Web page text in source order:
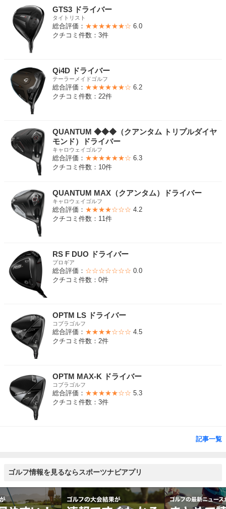
GTS3 ドライバー
タイトリスト
総合評価： ★★★★★★☆ 6.0
クチコミ件数：3件
Qi4D ドライバー
テーラーメイドゴルフ
総合評価： ★★★★★★☆ 6.2
クチコミ件数：22件
QUANTUM ◆◆◆（クアンタム トリプルダイヤ
モンド）ドライバー
キャロウェイゴルフ
総合評価： ★★★★★★☆ 6.3
クチコミ件数：10件
QUANTUM MAX（クアンタム）ドライバー
キャロウェイゴルフ
総合評価： ★★★★☆☆☆ 4.2
クチコミ件数：11件
RS F DUO ドライバー
プロギア
総合評価： ☆☆☆☆☆☆☆ 0.0
クチコミ件数：0件
OPTM LS ドライバー
コブラゴルフ
総合評価： ★★★★☆☆☆ 4.5
クチコミ件数：2件
OPTM MAX-K ドライバー
コブラゴルフ
総合評価： ★★★★★☆☆ 5.3
クチコミ件数：3件
記事一覧
ゴルフ情報を見るならスポーツナビアプリ